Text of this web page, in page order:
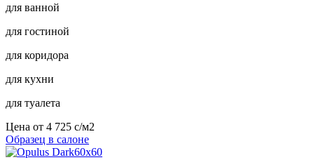
для ванной
для гостиной
для коридора
для кухни
для туалета
Цена от 4 725 c/м2
Образец в салоне